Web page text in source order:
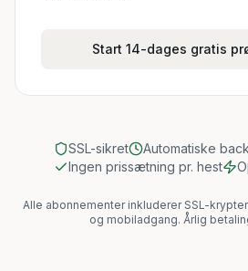
Start 14-dages gratis
SSL-sikret Automatiske
Ingen prissætning pr. hest
Alle abonnementer inkluderer SSL-
og mobiladgang. Årlig